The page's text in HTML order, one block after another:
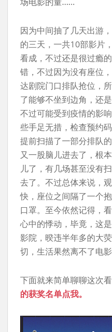
因为中间抽了几天出游
的三天，一共10部影片
看成，不过还是很过瘾
错，不过因为没有座位
达剧院门口排队抢位，
了能够不坐到边角，还
不过可能受到疫情的影
些手足无措，检查预约
提前扫描了一部分排队
又一股脑儿进去了，根
儿了，有几场甚至没有
去了。不过总体来说，
快，座位之间隔了一个
口罩。至今依然记得，
心中的悸动，毕竟，这
影院，暌违半年多的大
切，生活果然离不了电影
下面就来简单聊聊这次
的获奖名单点我。